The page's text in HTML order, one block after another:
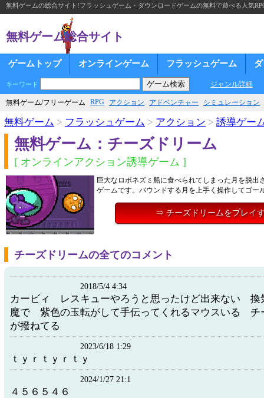
無料ゲームの総合サイト!フラッシュゲーム・ダウンロードゲームの無料で遊べる人気
無料ゲーム総合サイト
ゲームトップ オンラインゲーム フラッシュゲーム
キーワード ジャンル詳細
無料ゲーム/フリーゲーム RPG アクション アドベンチャー シミュレーション
無料ゲーム > フラッシュゲーム > アクション > 誘導ゲー
無料ゲーム：チーズドリーム
[ オンラインアクション誘導ゲーム ]
巨大なロボネズミ船に食べられてしまった月を脱出
ゲームです。バウンドする月を上手く操作してゴー
⇒ チーズドリームをプレイ
チーズドリームの全てのコメント
2018/5/4 4:34
カービィ レスキューやろうと思ったけど出来ない 換
魔で 紫色の玉転がして手伝ってくれるマウスいる チ
が撥ねてる
2023/6/18 1:29
ｔｙｒｔｙｒｔｙ
2024/1/27 21:1
４５６５４６